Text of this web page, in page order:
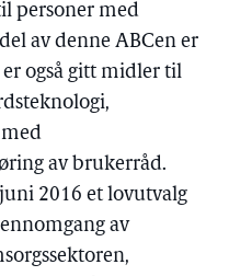
personer med
av denne ABCen er
også gitt midler til
av brukerråd.
2016 et lovutvalg
av